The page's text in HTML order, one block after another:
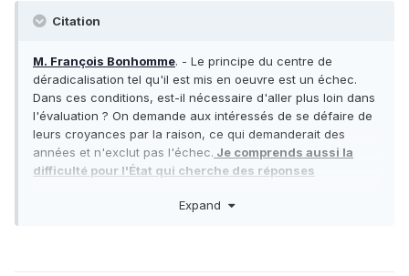
Citation
M. François Bonhomme. - Le principe du centre de
déradicalisation tel qu'il est mis en oeuvre est un échec.
Dans ces conditions, est-il nécessaire d'aller plus loin dans
l'évaluation ? On demande aux intéressés de se défaire de
leurs croyances par la raison, ce qui demanderait des
années et n'exclut pas l'échec. Je comprends aussi la
difficulté pour l'État qui cherche des réponses
qui sont ici considérables.Expand